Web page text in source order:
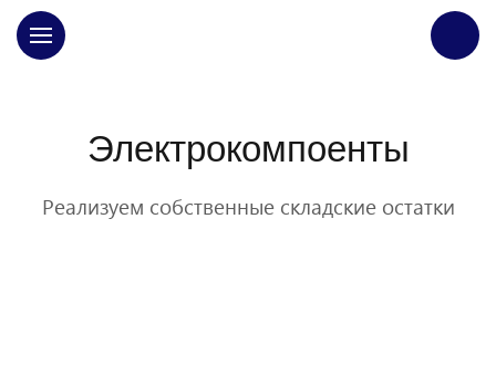
Электрокомпоенты
Реализуем собственные складские остатки